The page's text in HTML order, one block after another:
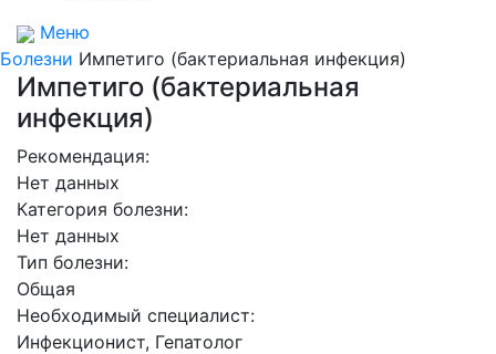
Меню
Болезни Импетиго (бактериальная инфекция)
Импетиго (бактериальная
инфекция)
Рекомендация:
Нет данных
Категория болезни:
Нет данных
Тип болезни:
Общая
Необходимый специалист:
Инфекционист, Гепатолог